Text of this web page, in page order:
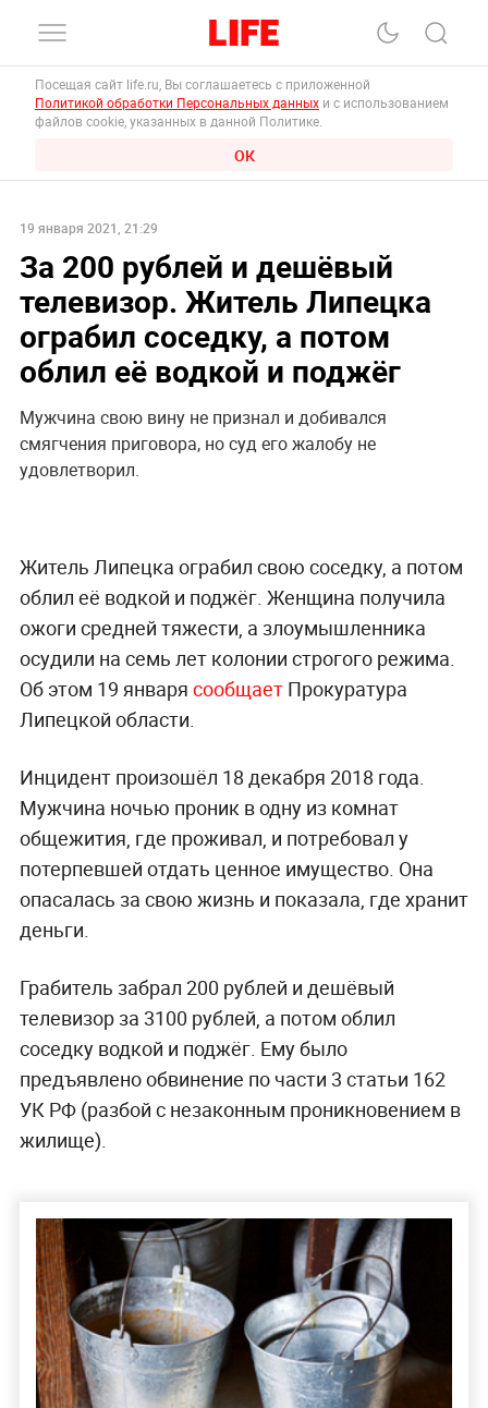
Посещая сайт life.ru, Вы соглашаетесь с приложенной
Политикой обработки Персональных данных и с использованием
файлов cookie, указанных в данной Политике.
ОК
19 января 2021, 21:29
За 200 рублей и дешёвый
телевизор. Житель Липецка
ограбил соседку, а потом
облил её водкой и поджёг
Мужчина свою вину не признал и добивался
смягчения приговора, но суд его жалобу не
удовлетворил.
Житель Липецка ограбил свою соседку, а потом
облил её водкой и поджёг. Женщина получила
ожоги средней тяжести, а злоумышленника
осудили на семь лет колонии строгого режима.
Об этом 19 января сообщаетПрокуратура
Липецкой области.
Инцидент произошёл 18 декабря 2018 года.
Мужчина ночью проник в одну из комнат
общежития, где проживал, и потребовал у
потерпевшей отдать ценное имущество. Она
опасалась за свою жизнь и показала, где хранит
деньги.
Грабитель забрал 200 рублей и дешёвый
телевизор за 3100 рублей, а потом облил
соседку водкой и поджёг. Ему было
предъявлено обвинение по части 3 статьи 162
УК РФ (разбой с незаконным проникновением в
жилище).